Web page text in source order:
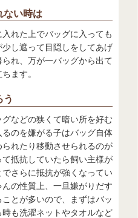
ない時は
れた上でバッグに入っても
し遮って目隠しをしてあげ
れ、万が一バッグから出て
ます。
う
などの狭くて暗い所を好む
のを嫌がる子はバッグ自体
れたり移動させられるのが
抵抗していたら飼い主様が
さらに抵抗が強くなってい
の性質上、一旦嫌がりだす
とが多いので、まずはバッ
も洗濯ネットやタオルなど